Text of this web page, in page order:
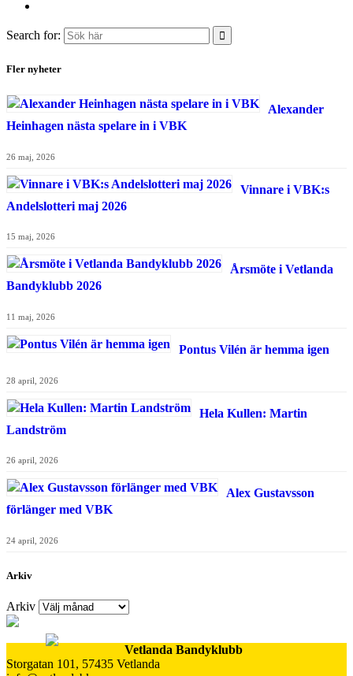
Search for:
Fler nyheter
Alexander
Heinhagen nästa spelare in i VBK
26 maj, 2026
Vinnare i VBK:s
Andelslotteri maj 2026
15 maj, 2026
Årsmöte i Vetlanda
Bandyklubb 2026
11 maj, 2026
Pontus Vilén är hemma igen
28 april, 2026
Hela Kullen: Martin
Landström
26 april, 2026
Alex Gustavsson
förlänger med VBK
24 april, 2026
Arkiv
Arkiv
Vetlanda Bandyklubb
Storgatan 101, 57435 Vetlanda